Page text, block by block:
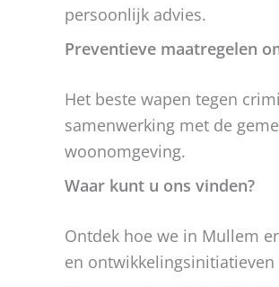
persoonlijk advies.
Preventieve maatregelen
Het beste wapen tegen
samenwerking met de
woonomgeving.
Waar kunt u ons vinden?
Ontdek hoe we in Mullem
en ontwikkelingsinitiatieven